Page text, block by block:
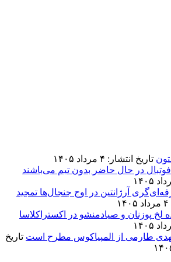
تاریخ انتشار: ۴ مرداد ۱۴۰۵
در حال حاضر بدون تیم می‌باشند
آرژانتین در اوج جنجال‌ها تمجید
لخ پوزنان و صیادمنشو در اکستراکلاسا
طارمی از المپیاکوس مطرح است تاریخ